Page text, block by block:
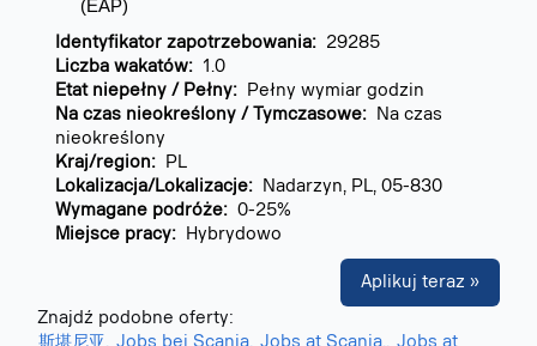
(EAP)
Identyfikator zapotrzebowania: 29285
Liczba wakatów: 1.0
Etat niepełny / Pełny: Pełny wymiar godzin
Na czas nieokreślony / Tymczasowe: Na czas
nieokreślony
Kraj/region: PL
Lokalizacja/Lokalizacje: Nadarzyn, PL, 05-830
Wymagane podróże: 0-25%
Miejsce pracy: Hybrydowo
Aplikuj teraz »
Znajdź podobne oferty:
斯堪尼亚, Jobs bei Scania, Jobs at Scania., Jobs at